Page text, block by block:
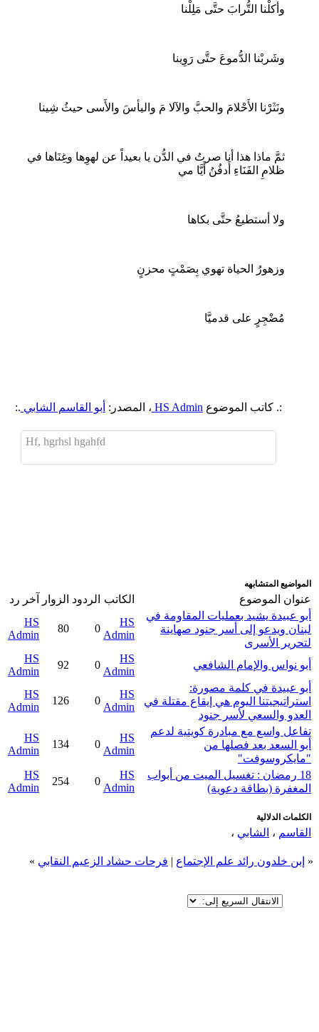
وأكلْنا التُّرابَ حتَّى مَلِلْنا
وشَربْنا الدُّموعَ حتَّى رَوِينا
ونَثَرْنا الأَحْلامَ والحبَّ والآلا مَ واليأسَ والأَسى حيثُ شِينا
ثمَّ ماذا هذا أنا صرتُ في الدُّن يا بعيداً عن لهوِها وغِنَاها في
ظلامِ الفَنَاءِ أَدفُنُ أَيَّا مي
ولا أستطيعُ حتَّى بكاها
وزهورُ الحياة تهوي بِصَمْتٍ محزنٍ
مُضْجِرٍ على قدميَّا
:. كاتب الموضوع HS Admin ، المصدر: أبو القاسم الشابي .:
Hf, hgrhsl hgahfd
المواضيع المتشابهه
عنوان الموضوع الكاتب الردود الزوار
آخر رد
أبو عبيدة يشيد بعمليات المقاومة في
لبنان ويدعو إلى أسر جنود صهاينة
لتحرير الأسرى
HS
Admin
0
80
HS
Admin
أبو نواس والإمام الشافعي
HS
Admin
0
92
HS
Admin
أبو عبيدة في كلمة مصورة:
استراتيجيتنا اليوم هي إيقاع مقتلة في
العدو والسعي لأسر جنود
HS
Admin
0
126
HS
Admin
تفاعل واسع مع مبادرة كويتية لدعم
أبو السعد بعد فصلها من
"مايكروسوفت"
HS
Admin
0
134
HS
Admin
18 رمضان : تغسيل الميت من أبواب
المغفرة (بطاقة دعوية)
HS
Admin
0
254
HS
Admin
الكلمات الدلالية
القاسم ، الشابي ،
« إبن خلدون رائد علم الإجتماع | فرحات حشاد الزعيم النقابي »